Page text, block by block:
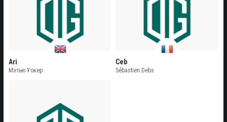
Ari
Мэтью Уокер
Ceb
Sébastien Debs